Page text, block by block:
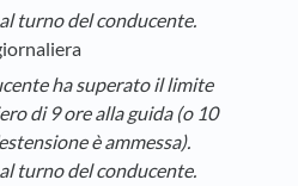
turno del conducente.
ha superato il limite
di 9 ore alla guida (o 10
è ammessa).
turno del conducente.